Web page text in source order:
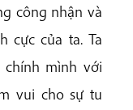
công nhận và
cực của ta. Ta
mình với
vui cho sự tu